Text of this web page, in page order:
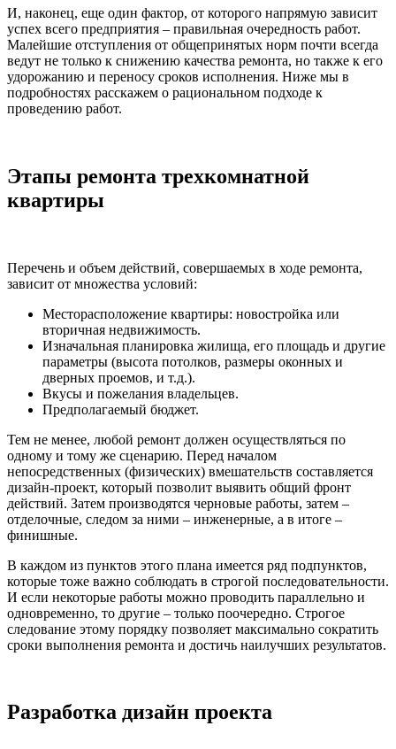
И, наконец, еще один фактор, от которого напрямую зависит
успех всего предприятия – правильная очередность работ.
Малейшие отступления от общепринятых норм почти всегда
ведут не только к снижению качества ремонта, но также к его
удорожанию и переносу сроков исполнения. Ниже мы в
подробностях расскажем о рациональном подходе к
проведению работ.
Этапы ремонта трехкомнатной
квартиры
Перечень и объем действий, совершаемых в ходе ремонта,
зависит от множества условий:
Месторасположение квартиры: новостройка или
вторичная недвижимость.
Изначальная планировка жилища, его площадь и другие
параметры (высота потолков, размеры оконных и
дверных проемов, и т.д.).
Вкусы и пожелания владельцев.
Предполагаемый бюджет.
Тем не менее, любой ремонт должен осуществляться по
одному и тому же сценарию. Перед началом
непосредственных (физических) вмешательств составляется
дизайн-проект, который позволит выявить общий фронт
действий. Затем производятся черновые работы, затем –
отделочные, следом за ними – инженерные, а в итоге –
финишные.
В каждом из пунктов этого плана имеется ряд подпунктов,
которые тоже важно соблюдать в строгой последовательности.
И если некоторые работы можно проводить параллельно и
одновременно, то другие – только поочередно. Строгое
следование этому порядку позволяет максимально сократить
сроки выполнения ремонта и достичь наилучших результатов.
Разработка дизайн проекта